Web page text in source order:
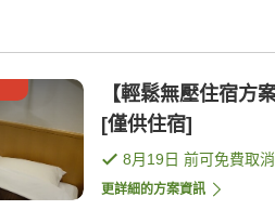
【輕鬆無壓住宿
[僅供住宿]
8月19日 前可免費取消
更詳細的方案資訊